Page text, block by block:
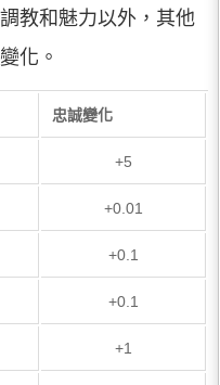
教和魅力以外，其他
化。
忠誠變化
+5
+0.01
+0.1
+0.1
+1